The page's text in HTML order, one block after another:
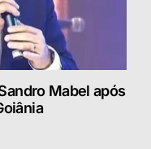
Mabel após